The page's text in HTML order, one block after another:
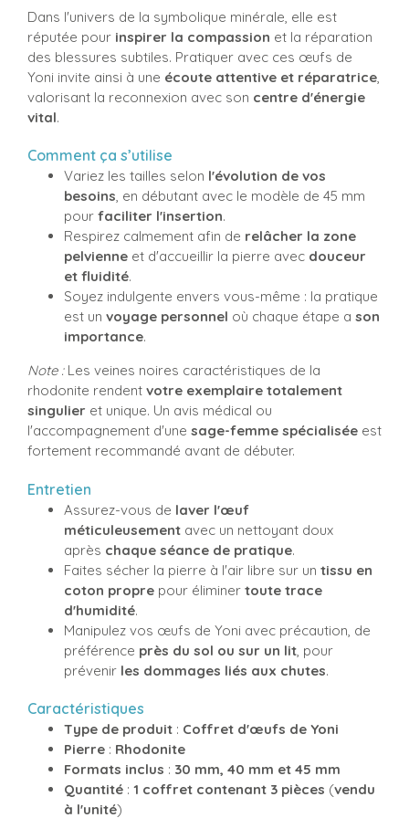
Dans l'univers de la symbolique minérale, elle est
réputée pour inspirer la compassion et la réparation
des blessures subtiles. Pratiquer avec ces œufs de
Yoni invite ainsi à une écoute attentive et réparatrice
valorisant la reconnexion avec son centre d'énergie
vital.
Comment ça s’utilise
Variez les tailles selon l'évolution de vos
besoins, en débutant avec le modèle de 45 mm
pour faciliter l'insertion.
Respirez calmement afin de relâcher la zone
pelvienne et d'accueillir la pierre avec douceur
et fluidité.
Soyez indulgente envers vous-même : la pratique
est un voyage personnel où chaque étape a son
importance.
Note :Les veines noires caractéristiques de la
rhodonite rendent votre exemplaire totalement
singulier et unique. Un avis médical ou
l'accompagnement d'une sage-femme spécialisée est
fortement recommandé avant de débuter.
Entretien
Assurez-vous de laver l'œuf
méticuleusement avec un nettoyant doux
après chaque séance de pratique.
Faites sécher la pierre à l'air libre sur un tissu en
coton propre pour éliminer toute trace
d'humidité.
Manipulez vos œufs de Yoni avec précaution, de
préférence près du sol ou sur un lit , pour
prévenir les dommages liés aux chutes.
Caractéristiques
Type de produit : Coffret d'œufs de Yoni
Pierre : Rhodonite
Formats inclus : 30 mm, 40 mm et 45 mm
Quantité : 1 coffret contenant 3 pièces (vendu
à l'unité)